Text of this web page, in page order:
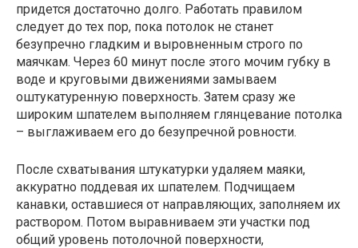
придется достаточно долго. Работать правилом
следует до тех пор, пока потолок не станет
безупречно гладким и выровненным строго по
маячкам. Через 60 минут после этого мочим губку в
воде и круговыми движениями замываем
оштукатуренную поверхность. Затем сразу же
широким шпателем выполняем глянцевание потолка
– выглаживаем его до безупречной ровности.
После схватывания штукатурки удаляем маяки,
аккуратно поддевая их шпателем. Подчищаем
канавки, оставшиеся от направляющих, заполняем их
раствором. Потом выравниваем эти участки под
общий уровень потолочной поверхности,